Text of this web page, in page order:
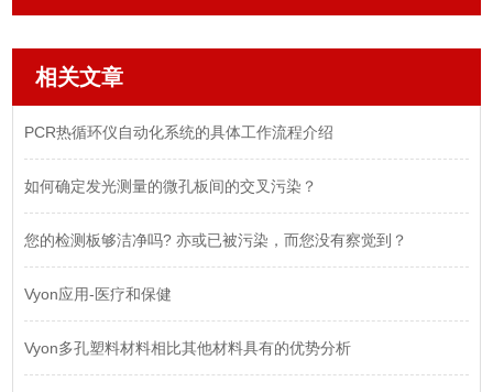
相关文章
PCR热循环仪自动化系统的具体工作流程介绍
如何确定发光测量的微孔板间的交叉污染？
您的检测板够洁净吗? 亦或已被污染，而您没有察觉到？
Vyon应用-医疗和保健
Vyon多孔塑料材料相比其他材料具有的优势分析